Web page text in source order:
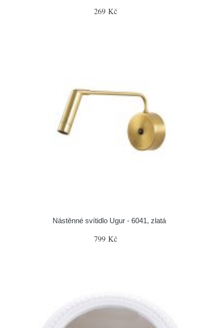
269 Kč
Nástěnné svítidlo Ugur - 6041, zlatá
799 Kč